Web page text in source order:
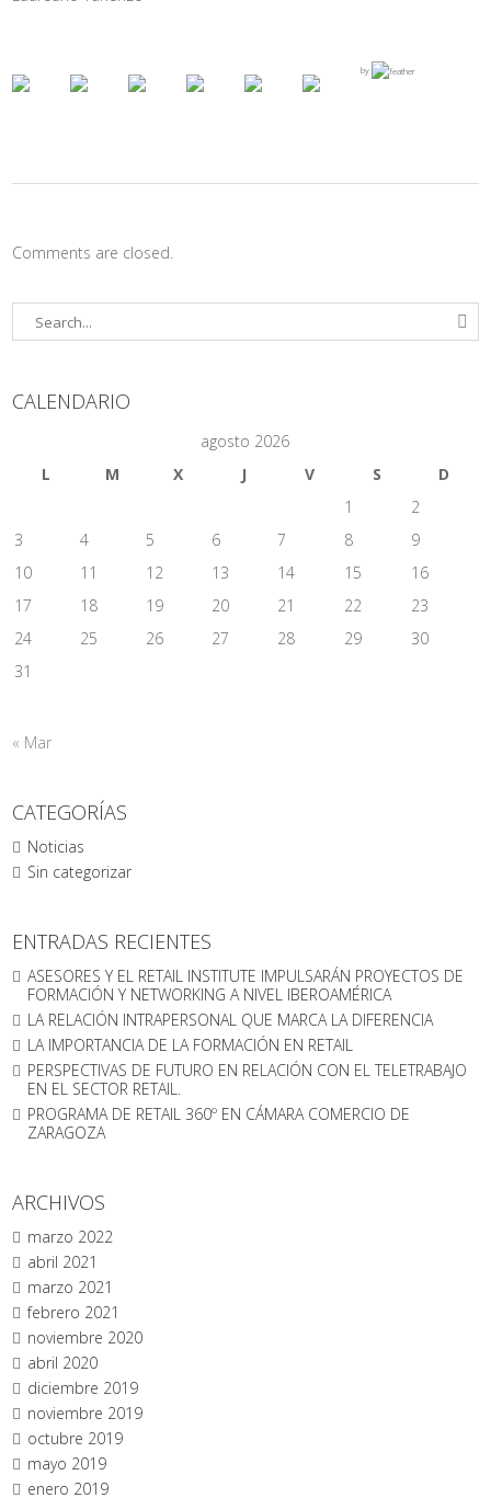
by
Comments are closed.
CALENDARIO
agosto 2026
L
M X J V S
D
1
2
3
4 5 6 7 8
9
10
11 12 13 14 15
16
17
18 19 20 21 22
23
24
25 26 27 28 29
30
31
« Mar
CATEGORÍAS
Noticias
Sin categorizar
ENTRADAS RECIENTES
ASESORES Y EL RETAIL INSTITUTE IMPULSARÁN PROYECTOS DE
FORMACIÓN Y NETWORKING A NIVEL IBEROAMÉRICA
LA RELACIÓN INTRAPERSONAL QUE MARCA LA DIFERENCIA
LA IMPORTANCIA DE LA FORMACIÓN EN RETAIL
PERSPECTIVAS DE FUTURO EN RELACIÓN CON EL TELETRABAJO
EN EL SECTOR RETAIL.
PROGRAMA DE RETAIL 360º EN CÁMARA COMERCIO DE
ZARAGOZA
ARCHIVOS
marzo 2022
abril 2021
marzo 2021
febrero 2021
noviembre 2020
abril 2020
diciembre 2019
noviembre 2019
octubre 2019
mayo 2019
enero 2019